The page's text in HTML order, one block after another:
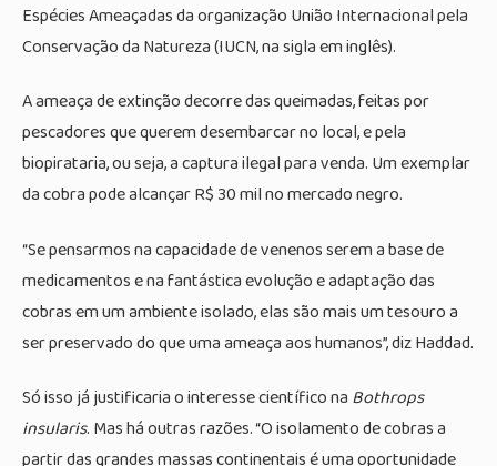
Espécies Ameaçadas da organização União Internacional pela
Conservação da Natureza (IUCN, na sigla em inglês).
A ameaça de extinção decorre das queimadas, feitas por
pescadores que querem desembarcar no local, e pela
biopirataria, ou seja, a captura ilegal para venda. Um exemplar
da cobra pode alcançar R$ 30 mil no mercado negro.
“Se pensarmos na capacidade de venenos serem a base de
medicamentos e na fantástica evolução e adaptação das
cobras em um ambiente isolado, elas são mais um tesouro a
ser preservado do que uma ameaça aos humanos”, diz Haddad.
Só isso já justificaria o interesse científico na Bothrops
insularis. Mas há outras razões. “O isolamento de cobras a
partir das grandes massas continentais é uma oportunidade